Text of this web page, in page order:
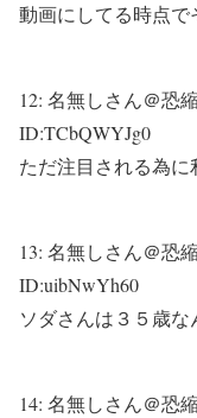
動画にしてる時点で
12: 名無しさん＠恐
ID:TCbQWYJg0
ただ注目される為に
13: 名無しさん＠恐
ID:uibNwYh60
ソダさんは３５歳な
14: 名無しさん＠恐